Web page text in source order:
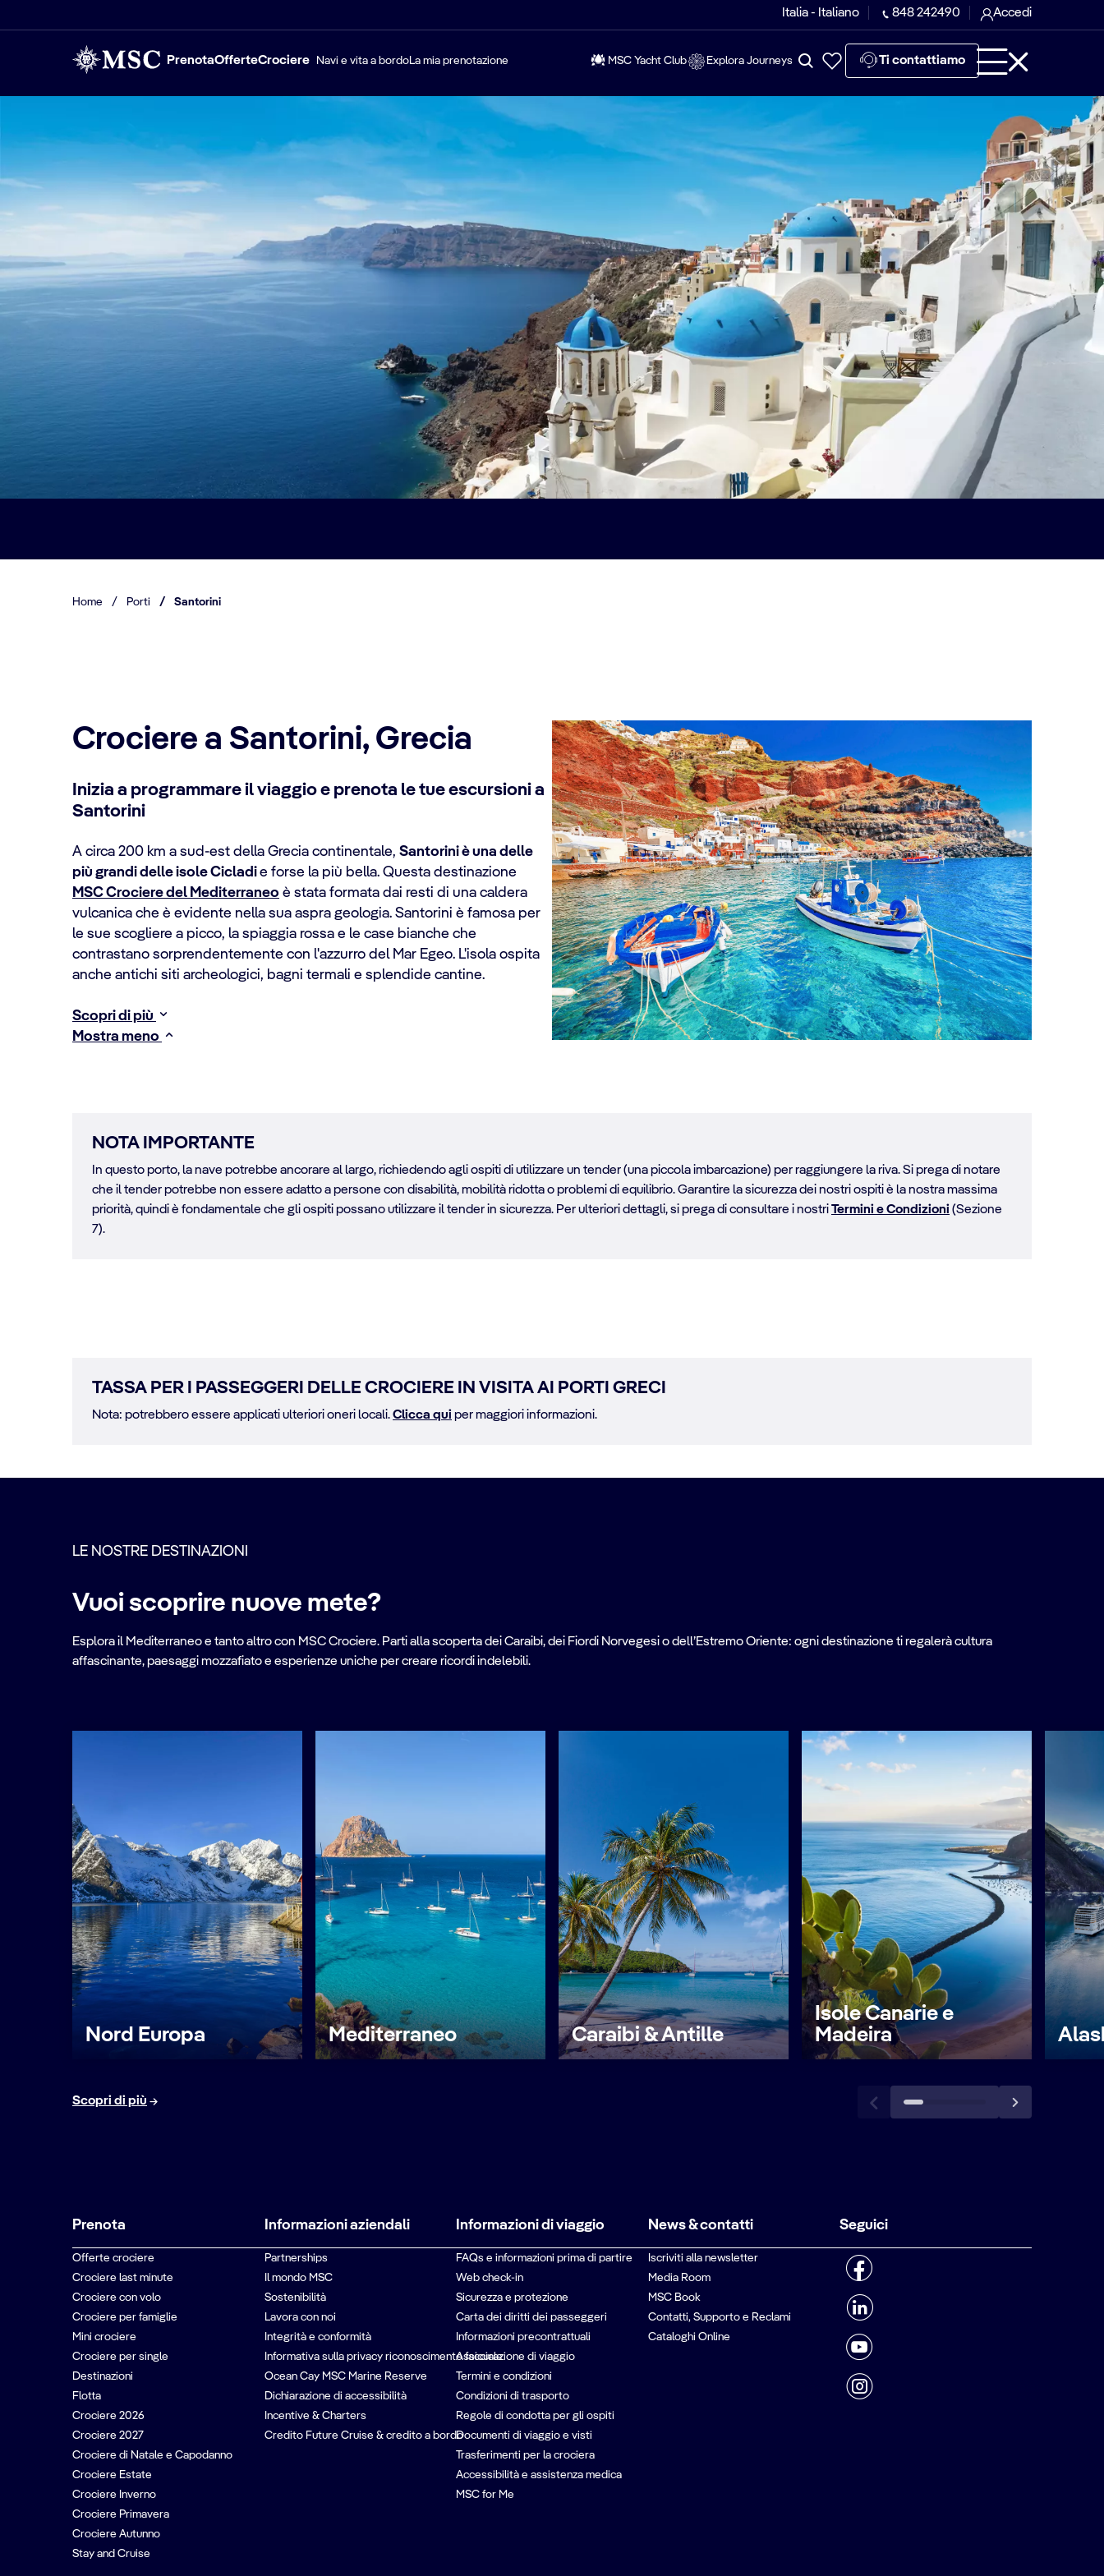
Italia - Italiano 848 242490 Accedi
PrenotaOfferteCrociere Navi e vita a bordoLa mia prenotazione MSC Yacht Club Explora Journeys Ti contattiamo
Home / Porti / Santorini
Crociere a Santorini, Grecia
Inizia a programmare il viaggio e prenota le tue escursioni a
Santorini
A circa 200 km a sud-est della Grecia continentale, Santorini è una delle
più grandi delle isole Cicladie forse la più bella. Questa destinazione
MSC Crociere del Mediterraneo è stata formata dai resti di una caldera
vulcanica che è evidente nella sua aspra geologia. Santorini è famosa per
le sue scogliere a picco, la spiaggia rossa e le case bianche che
contrastano sorprendentemente con l'azzurro del Mar Egeo. L'isola ospita
anche antichi siti archeologici, bagni termali e splendide cantine.
Scopri di più
Mostra meno
NOTA IMPORTANTE
In questo porto, la nave potrebbe ancorare al largo, richiedendo agli ospiti di utilizzare un tender (una piccola imbarcazione) per raggiungere la riva. Si prega di notare
che il tender potrebbe non essere adatto a persone con disabilità, mobilità ridotta o problemi di equilibrio. Garantire la sicurezza dei nostri ospiti è la nostra massima
priorità, quindi è fondamentale che gli ospiti possano utilizzare il tender in sicurezza. Per ulteriori dettagli, si prega di consultare i nostriTermini e Condizioni (Sezione
7).
TASSA PER I PASSEGGERI DELLE CROCIERE IN VISITA AI PORTI GRECI
Nota: potrebbero essere applicati ulteriori oneri locali.Clicca qui per maggiori informazioni.
LE NOSTRE DESTINAZIONI
Vuoi scoprire nuove mete?
Esplora il Mediterraneo e tanto altro con MSC Crociere. Parti alla scoperta dei Caraibi, dei Fiordi Norvegesi o dell’Estremo Oriente: ogni destinazione ti regalerà cultura
affascinante, paesaggi mozzafiato e esperienze uniche per creare ricordi indelebili.
Nord Europa Mediterraneo Caraibi & Antille
Isole Canarie e
Madeira
Scopri di più
Prenota
Offerte crociere
Crociere last minute
Crociere con volo
Crociere per famiglie
Mini crociere
Crociere per single
Destinazioni
Flotta
Crociere 2026
Crociere 2027
Crociere di Natale e Capodanno
Crociere Estate
Crociere Inverno
Crociere Primavera
Crociere Autunno
Stay and Cruise
Informazioni aziendali
Partnerships
Il mondo MSC
Sostenibilità
Lavora con noi
Integrità e conformità
Informativa sulla privacy riconoscimento facciale
Ocean Cay MSC Marine Reserve
Dichiarazione di accessibilità
Incentive & Charters
Credito Future Cruise & credito a bordo
Informazioni di viaggio
FAQs e informazioni prima di partire
Web check-in
Sicurezza e protezione
Carta dei diritti dei passeggeri
Informazioni precontrattuali
Assicurazione di viaggio
Termini e condizioni
Condizioni di trasporto
Regole di condotta per gli ospiti
Documenti di viaggio e visti
Trasferimenti per la crociera
Accessibilità e assistenza medica
MSC for Me
News & contatti
Iscriviti alla newsletter
Media Room
MSC Book
Contatti, Supporto e Reclami
Cataloghi Online
Seguici